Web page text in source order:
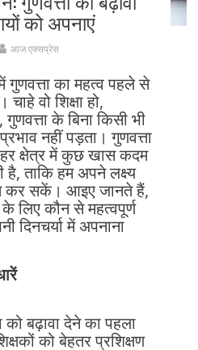
को अपनाएं
आज एक्सप्रेस
का महत्व पहले से
वो शिक्षा हो,
गुणवत्ता के बिना किसी भी
नहीं पड़ता। गुणवत्ता
क्षेत्र में कुछ खास कदम
ताकि हम अपने लक्ष्य
कर सकें। आइए जानते हैं,
के लिए कौन से महत्वपूर्ण
दिनचर्या में अपनाना
को बढ़ावा देने का पहला
को बेहतर प्रशिक्षण